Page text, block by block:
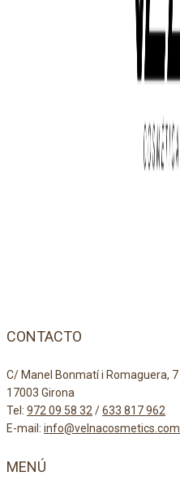
CONTACTO
C/ Manel Bonmatí i Romaguera, 7
17003 Girona
Tel: 972 09 58 32/633 817 962
E-mail: info@velnacosmetics.com
MENÚ